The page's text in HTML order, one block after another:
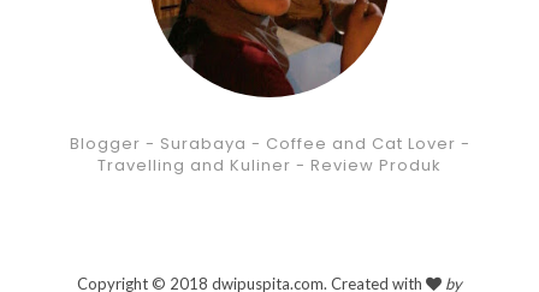
Blogger - Surabaya - Coffee and Cat Lover -
Travelling and Kuliner - Review Produk
Copyright © 2018 dwipuspita.com. Created with by